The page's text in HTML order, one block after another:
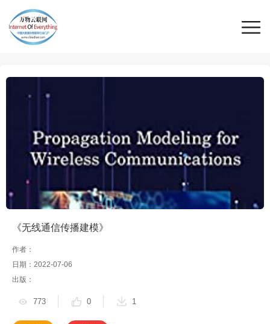
《无线通信传播建模》
作者：
日期：2022-07-06
出版：
773 0 1